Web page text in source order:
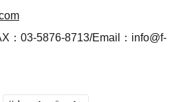
：03-5876-8713/Email：info@f-